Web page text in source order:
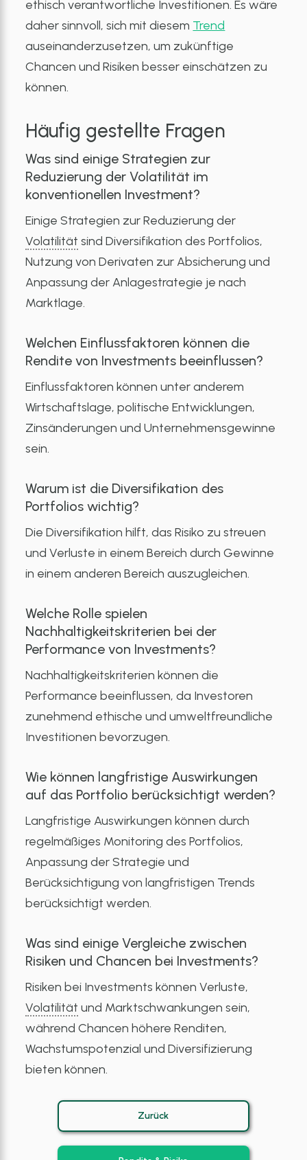
ethisch verantwortliche Investitionen. Es wäre
daher sinnvoll, sich mit diesem Trend
auseinanderzusetzen, um zukünftige
Chancen und Risiken besser einschätzen zu
können.
Häufig gestellte Fragen
Was sind einige Strategien zur
Reduzierung derVolatilität im
konventionellen Investment?
Einige Strategien zur Reduzierung der
Volatilität sind Diversifikation des Portfolios,
Nutzung von Derivaten zur Absicherung und
Anpassung der Anlagestrategie je nach
Marktlage.
Welchen Einflussfaktoren können die
Rendite von Investments beeinflussen?
Einflussfaktoren können unter anderem
Wirtschaftslage, politische Entwicklungen,
Zinsänderungen und Unternehmensgewinne
sein.
Warum ist die Diversifikation des
Portfolios wichtig?
Die Diversifikation hilft, das Risiko zu streuen
und Verluste in einem Bereich durch Gewinne
in einem anderen Bereich auszugleichen.
Welche Rolle spielen
Nachhaltigkeitskriterien bei der
Performance von Investments?
Nachhaltigkeitskriterien können die
Performance beeinflussen, da Investoren
zunehmend ethische und umweltfreundliche
Investitionen bevorzugen.
Wie können langfristige Auswirkungen
auf das Portfolio berücksichtigt werden?
Langfristige Auswirkungen können durch
regelmäßiges Monitoring des Portfolios,
Anpassung der Strategie und
Berücksichtigung von langfristigen Trends
berücksichtigt werden.
Was sind einige Vergleiche zwischen
Risiken und Chancen bei Investments?
Risiken bei Investments können Verluste,
Volatilität und Marktschwankungen sein,
während Chancen höhere Renditen,
Wachstumspotenzial und Diversifizierung
bieten können.
Zurück